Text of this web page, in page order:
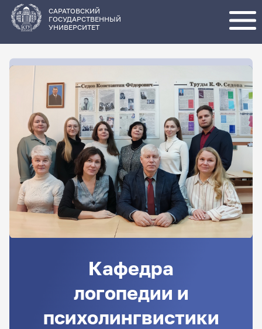
основному
содержанию
САРАТОВСКИЙ
ГОСУДАРСТВЕННЫЙ
УНИВЕРСИТЕТ
Кафедра
логопедии и
психолингвистики